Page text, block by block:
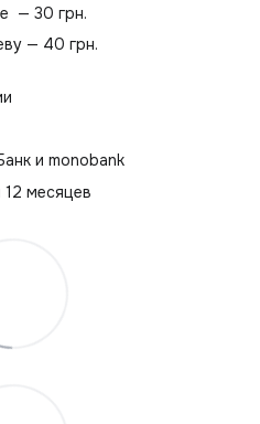
— 30 грн.
— 40 грн.
и monobank
месяцев